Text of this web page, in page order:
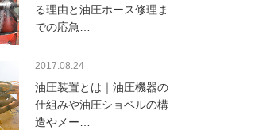
る理由と油圧ホース修理ま
での応急…
2017.08.24
油圧装置とは｜油圧機器の
仕組みや油圧ショベルの構
造やメー…